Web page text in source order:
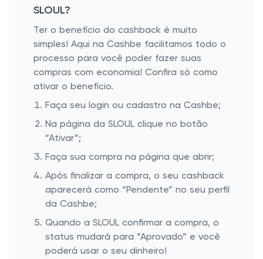
SLOUL?
Ter o benefício do cashback é muito
simples! Aqui na Cashbe facilitamos todo o
processo para você poder fazer suas
compras com economia! Confira só como
ativar o benefício.
Faça seu login ou cadastro na Cashbe;
Na página da SLOUL clique no botão
“Ativar”;
Faça sua compra na página que abrir;
Após finalizar a compra, o seu cashback
aparecerá como “Pendente” no seu perfil
da Cashbe;
Quando a SLOUL confirmar a compra, o
status mudará para “Aprovado” e você
poderá usar o seu dinheiro!